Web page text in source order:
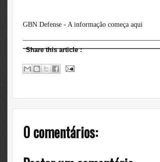
GBN Defense - A informação começa aqui
Share this article:
0 comentários: